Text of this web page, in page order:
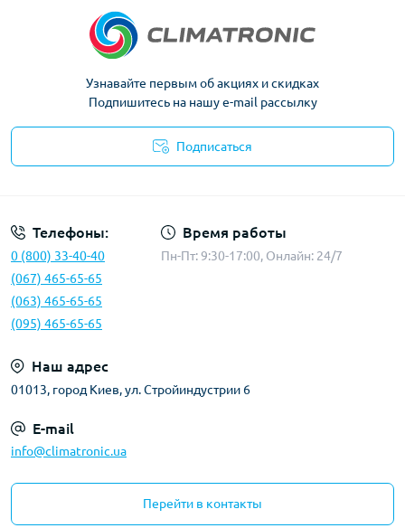
Узнавайте первым об акциях и скидках
Подпишитесь на нашу e-mail рассылку
Подписаться
Телефоны:
0 (800) 33-40-40
(067) 465-65-65
(063) 465-65-65
(095) 465-65-65
Время работы
Пн-Пт: 9:30-17:00, Онлайн: 24/7
Наш адрес
01013, город Киев, ул. Стройиндустрии 6
E-mail
info@climatronic.ua
Перейти в контакты